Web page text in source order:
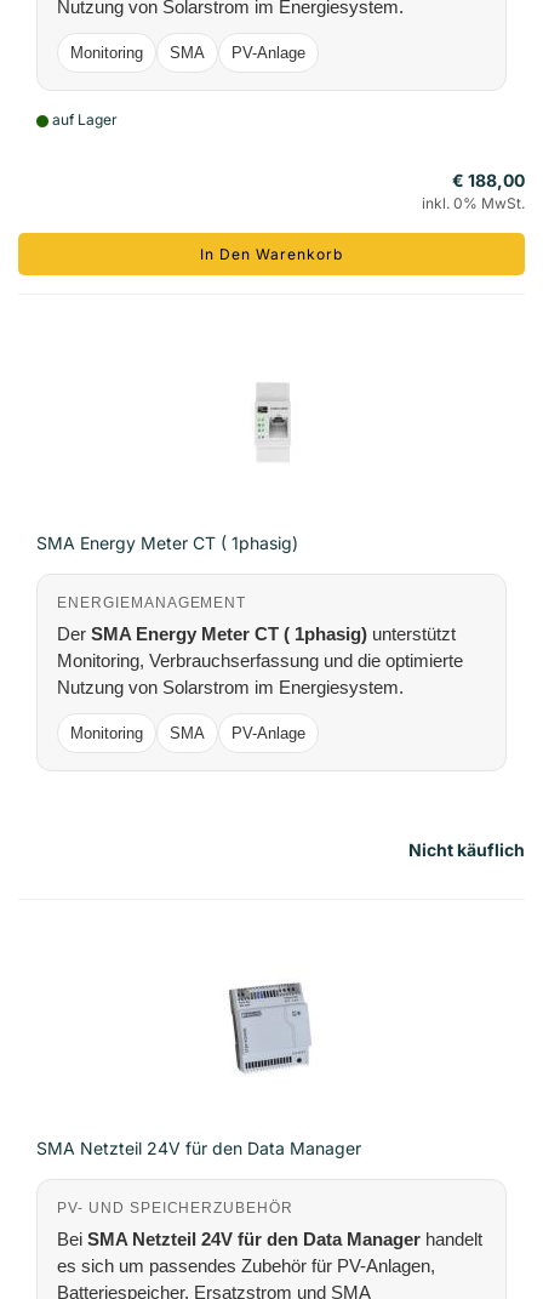
Nutzung von Solarstrom im Energiesystem.
Monitoring SMA PV-Anlage
auf Lager
€ 188,00
inkl. 0% MwSt.
In Den Warenkorb
SMA Energy Meter CT ( 1phasig)
ENERGIEMANAGEMENT
Der SMA Energy Meter CT ( 1phasig) unterstützt
Monitoring, Verbrauchserfassung und die optimierte
Nutzung von Solarstrom im Energiesystem.
Monitoring SMA PV-Anlage
Nicht käuflich
SMA Netzteil 24V für den Data Manager
PV- UND SPEICHERZUBEHÖR
Bei SMA Netzteil 24V für den Data Manager handelt
es sich um passendes Zubehör für PV-Anlagen,
Batteriespeicher, Ersatzstrom und SMA